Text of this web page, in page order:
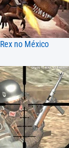
Rex no México